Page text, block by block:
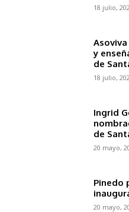
18 julio,
y
de
18 julio,
Ingrid
de
20 mayo,
Pinedo
20 mayo,